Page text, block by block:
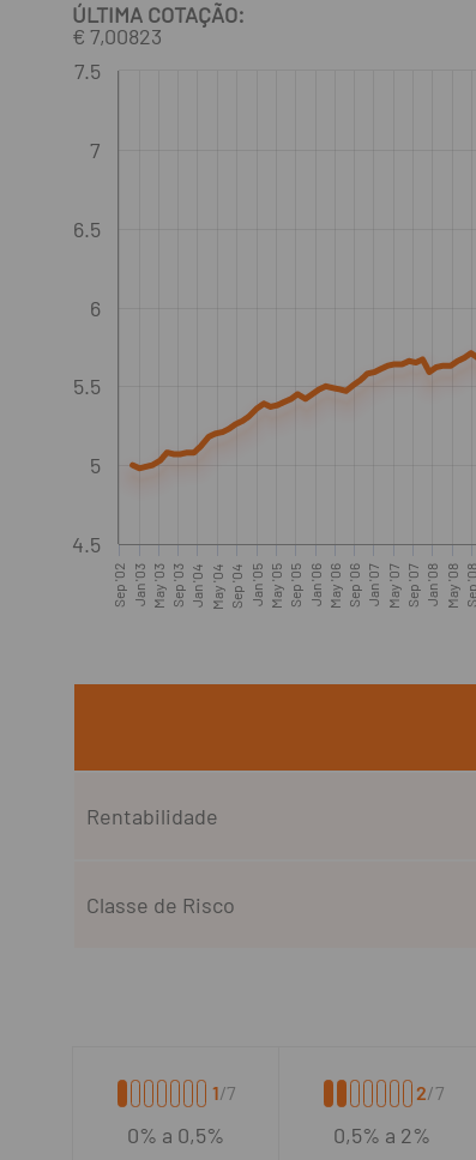
ÚLTIMA COTAÇÃO:
€ 7,00823
Sep '02Jan '03 May '03Sep '03Jan '04 May '04Sep '04Jan '05 May '05Sep '05Jan '06 May '06Sep '06Jan '07 May '07Sep '07Jan '08 May '08
4.5
5
5.5
6
6.5
7
7.5
Rentabilidade
Classe de Risco
1/7
0% a 0,5%
2/7
0,5% a 2%